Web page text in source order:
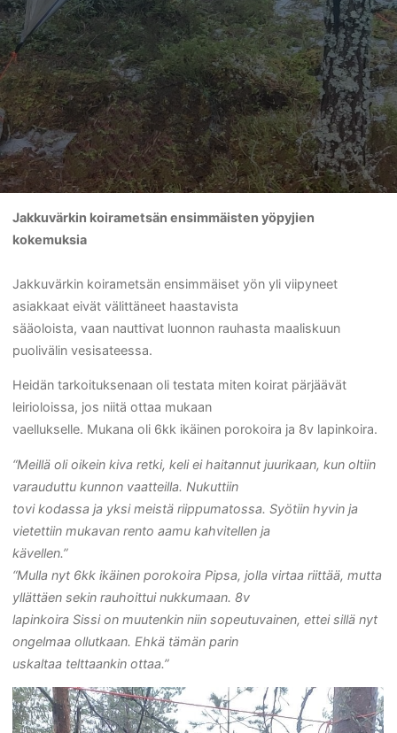
Jakkuvärkin koirametsän ensimmäisten yöpyjien
kokemuksia
Jakkuvärkin koirametsän ensimmäiset yön yli viipyneet
asiakkaat eivät välittäneet haastavista
sääoloista, vaan nauttivat luonnon rauhasta maaliskuun
puolivälin vesisateessa.
Heidän tarkoituksenaan oli testata miten koirat pärjäävät
leirioloissa, jos niitä ottaa mukaan
vaellukselle. Mukana oli 6kk ikäinen porokoira ja 8v lapinkoira.
“Meillä oli oikein kiva retki, keli ei haitannut juurikaan, kun oltiin
varauduttu kunnon vaatteilla. Nukuttiin
tovi kodassa ja yksi meistä riippumatossa. Syötiin hyvin ja
vietettiin mukavan rento aamu kahvitellen ja
kävellen.”
“Mulla nyt 6kk ikäinen porokoira Pipsa, jolla virtaa riittää, mutta
yllättäen sekin rauhoittui nukkumaan. 8v
lapinkoira Sissi on muutenkin niin sopeutuvainen, ettei sillä nyt
ongelmaa ollutkaan. Ehkä tämän parin
uskaltaa telttaankin ottaa.”